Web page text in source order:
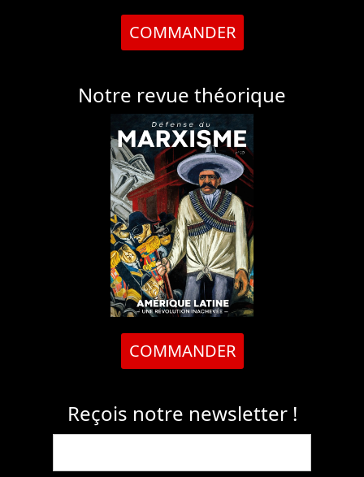
COMMANDER
Notre revue théorique
COMMANDER
Reçois notre newsletter !